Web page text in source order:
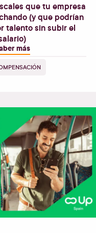
que tu empresa
(y que podrían
talento sin subir el
más